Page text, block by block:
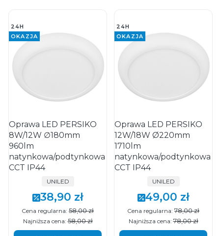
24H
OKAZJA
Oprawa LED PERSIKO
8W/12W ∅180mm
960lm
natynkowa/podtynkowa
CCT IP44
PRODUCENT
UNILED
Cena promocyjna
38,90 zł
Cena regularna: 58,00 zł
Najniższa cena: 58,00 zł
24H
OKAZJA
Oprawa LED PERSIKO
12W/18W Ø220mm
1710lm
natynkowa/podtynkowa
CCT IP44
PRODUCENT
UNILED
Cena promocyjna
49,00 zł
Cena regularna: 78,00 zł
Najniższa cena: 78,00 zł